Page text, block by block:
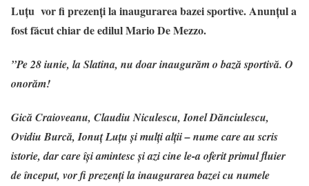
Luțu vor fi prezenți la inaugurarea bazei sportive. Anunțul a
fost făcut chiar de edilul Mario De Mezzo.
”Pe 28 iunie, la Slatina, nu doar inaugurăm o bază sportivă. O
onorăm!
Gică Craioveanu, Claudiu Niculescu, Ionel Dănciulescu,
Ovidiu Burcă, Ionuț Luțu și mulți alții – nume care au scris
istorie, dar care își amintesc și azi cine le-a oferit primul fluier
de început, vor fi prezenți la inaugurarea bazei cu numele